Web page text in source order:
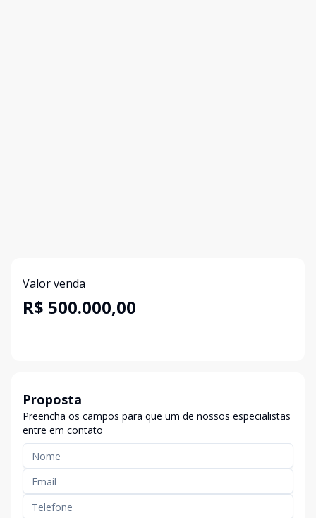
Valor venda
R$ 500.000,00
Proposta
Preencha os campos para que um de nossos especialistas
entre em contato